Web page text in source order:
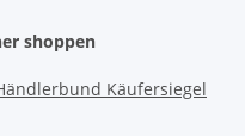
shoppen